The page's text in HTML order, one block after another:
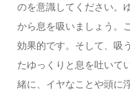
のを意識してください。
から息を吸いましょう。
効果的です。そして、吸
たゆっくりと息を吐いて
緒に、イヤなことや頭に